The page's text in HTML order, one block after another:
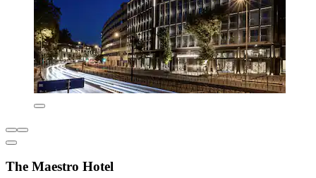
The Maestro Hotel